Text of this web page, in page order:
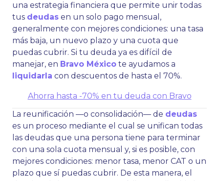
una estrategia financiera que permite unir todas
tus deudas en un solo pago mensual,
generalmente con mejores condiciones: una tasa
más baja, un nuevo plazo y una cuota que
puedas cubrir. Si tu deuda ya es difícil de
manejar, en Bravo México te ayudamos a
liquidarla con descuentos de hasta el 70%.
Ahorra hasta -70% en tu deuda con Bravo
La reunificación —o consolidación— de deudas
es un proceso mediante el cual se unifican todas
las deudas que una persona tiene para terminar
con una sola cuota mensual y, si es posible, con
mejores condiciones: menor tasa, menor CAT o un
plazo que sí puedas cubrir. De esta manera, el